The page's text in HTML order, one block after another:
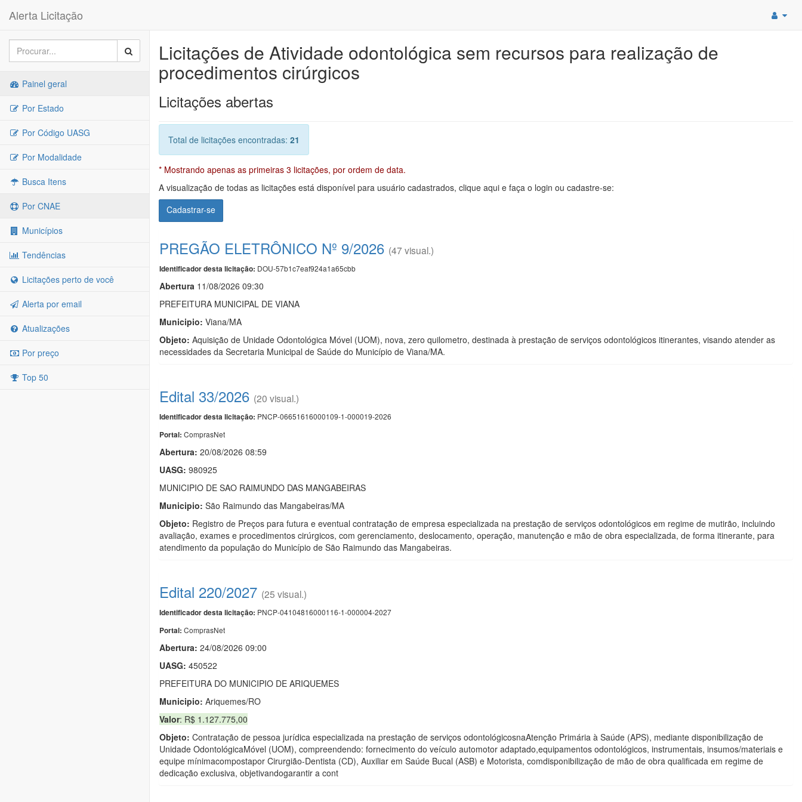
Alerta Licitação
Painel geral
Por Estado
Por Código UASG
Por Modalidade
Busca Itens
Por CNAE
Municípios
Tendências
Licitações perto de você
Alerta por email
Atualizações
Por preço
Top 50
Licitações de Atividade odontológica sem recursos para realização de
procedimentos cirúrgicos
Licitações abertas
Total de licitações encontradas: 21
* Mostrando apenas as primeiras 3 licitações, por ordem de data.
A visualização de todas as licitações está disponível para usuário cadastrados, clique aqui e faça o login ou cadastre-se:
Cadastrar-se
PREGÃO ELETRÔNICO Nº 9/2026 (47 visual.)
Identificador desta licitação: DOU-57b1c7eaf924a1a65cbb
Abertura 11/08/2026 09:30
PREFEITURA MUNICIPAL DE VIANA
Municipio: Viana/MA
Objeto: Aquisição de Unidade Odontológica Móvel (UOM), nova, zero quilometro, destinada à prestação de serviços odontológicos itinerantes, visando atender as
necessidades da Secretaria Municipal de Saúde do Município de Viana/MA.
Edital 33/2026 (20 visual.)
Identificador desta licitação: PNCP-06651616000109-1-000019-2026
Portal: ComprasNet
Abertura: 20/08/2026 08:59
UASG: 980925
MUNICIPIO DE SAO RAIMUNDO DAS MANGABEIRAS
Municipio: São Raimundo das Mangabeiras/MA
Objeto: Registro de Preços para futura e eventual contratação de empresa especializada na prestação de serviços odontológicos em regime de mutirão, incluindo
avaliação, exames e procedimentos cirúrgicos, com gerenciamento, deslocamento, operação, manutenção e mão de obra especializada, de forma itinerante, para
atendimento da população do Município de São Raimundo das Mangabeiras.
Edital 220/2027 (25 visual.)
Identificador desta licitação: PNCP-04104816000116-1-000004-2027
Portal: ComprasNet
Abertura: 24/08/2026 09:00
UASG: 450522
PREFEITURA DO MUNICIPIO DE ARIQUEMES
Municipio: Ariquemes/RO
Valor: R$ 1.127.775,00
Objeto: Contratação de pessoa jurídica especializada na prestação de serviços odontológicosnaAtenção Primária à Saúde (APS), mediante disponibilização de
Unidade OdontológicaMóvel (UOM), compreendendo: fornecimento do veículo automotor adaptado,equipamentos odontológicos, instrumentais, insumos/materiais e
equipe mínimacompostapor Cirurgião-Dentista (CD), Auxiliar em Saúde Bucal (ASB) e Motorista, comdisponibilização de mão de obra qualificada em regime de
dedicação exclusiva, objetivandogarantir a cont